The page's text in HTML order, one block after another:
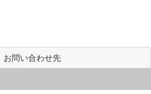
お問い合わせ先